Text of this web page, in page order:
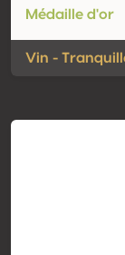
Médaille d'or
Vin -